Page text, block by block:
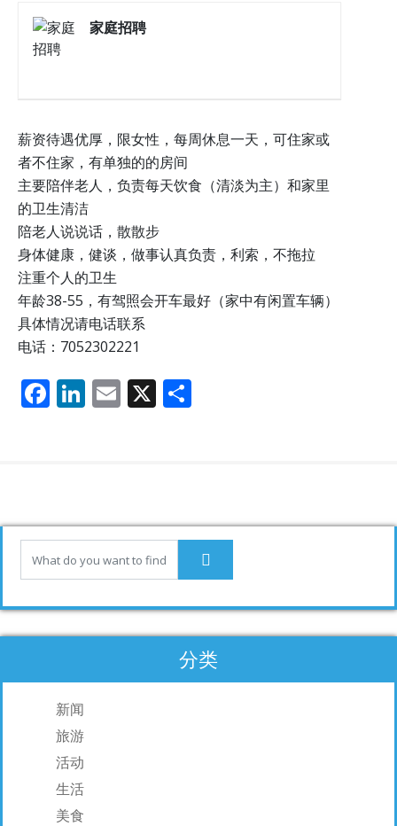
家庭招聘
薪资待遇优厚，限女性，每周休息一天，可住家或
者不住家，有单独的的房间
主要陪伴老人，负责每天饮食（清淡为主）和家里
的卫生清洁
陪老人说说话，散散步
身体健康，健谈，做事认真负责，利索，不拖拉
注重个人的卫生
年龄38-55，有驾照会开车最好（家中有闲置车辆）
具体情况请电话联系
电话：7052302221
F
o
k
Li
n
E X
分类
新闻
旅游
活动
生活
美食